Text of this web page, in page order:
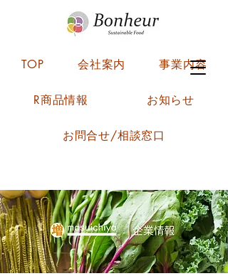
TOP 会社案内 事業内容
R商品情報 お知らせ
お問合せ/相談窓口